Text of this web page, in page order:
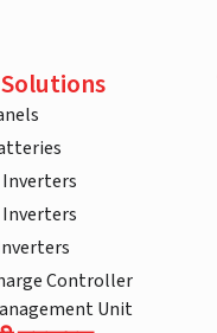
Inverters
Inverters
Controller
Unit